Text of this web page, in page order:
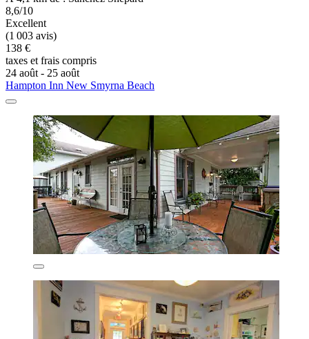
8,6/10
Excellent
(1 003 avis)
138 €
taxes et frais compris
24 août - 25 août
Hampton Inn New Smyrna Beach